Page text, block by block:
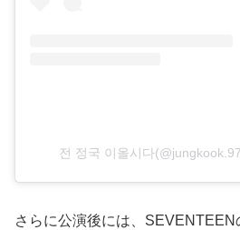
전 정국 이올시다
さらに公演後には、SEVENTEEN